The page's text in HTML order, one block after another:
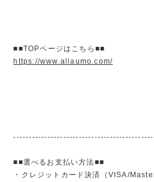
■■TOPページはこちら■■
https://www.allaumo.com/
■■選べるお支払い方法■■
・クレジットカード決済（VISA/